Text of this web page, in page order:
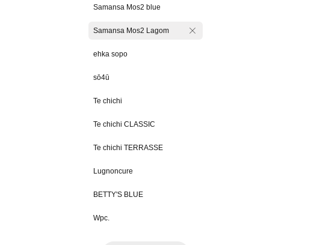
Samansa Mos2 blue
Samansa Mos2 Lagom
ehka sopo
sō4ū
Te chichi
Te chichi CLASSIC
Te chichi TERRASSE
Lugnoncure
BETTY'S BLUE
Wpc.